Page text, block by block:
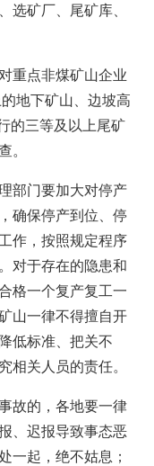
选矿厂、尾矿库、
点非煤矿山企业
地下矿山、边坡高
的三等及以上尾矿
。
门要加大对停产
确保停产到位、停
作，按照规定程序
对于存在的隐患和
格一个复产复工一
山一律不得擅自开
低标准、把关不
相关人员的责任。
的，各地要一律
、迟报导致事态恶
一起，绝不姑息；